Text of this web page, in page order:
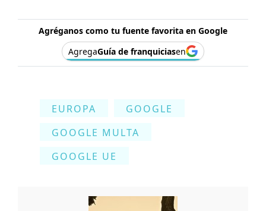
Agréganos como tu fuente favorita en Google
AgregaGuía de franquiciasen
EUROPA
GOOGLE
GOOGLE MULTA
GOOGLE UE